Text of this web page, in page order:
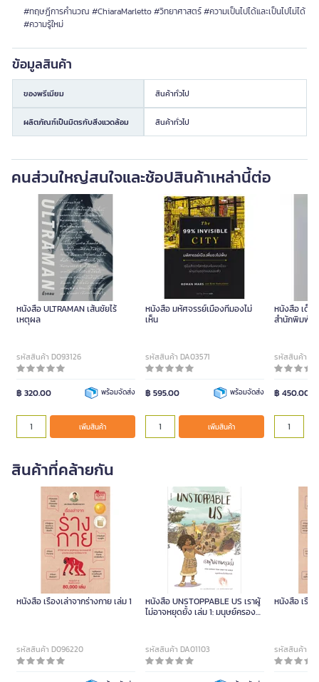
#ทฤษฎีการคำนวณ #ChiaraMarletto #วิทยาศาสตร์ #ความเป็นไปได้และเป็นไปไม่ได้
#ความรู้ใหม่
ข้อมูลสินค้า
ของพรีเมียม สินค้าทั่วไป
ผลิตภัณฑ์เป็นมิตรกับสิ่งแวดล้อม สินค้าทั่วไป
คนส่วนใหญ่สนใจและช้อปสินค้าเหล่านี้ต่อ
หนังสือ ULTRAMAN เส้นชัยไร้
เหตุผล
รหัสสินค้า D093126
฿ 320.00 พร้อมจัดส่ง
เพิ่มสินค้า
หนังสือ มหัศจรรย์เมืองที่มองไม่
เห็น
รหัสสินค้า DA03571
฿ 595.00 พร้อมจัดส่ง
เพิ่มสินค้า
หนังสือ เด็ด
สำนักพิมพ์
รหัสสินค้า
฿ 450.00
สินค้าที่คล้ายกัน
หนังสือ เรื่องเล่าจากร่างกาย เล่ม 1
รหัสสินค้า D096220
หนังสือ UNSTOPPABLE US เราผู้
ไม่อาจหยุดยั้ง เล่ม 1: มนุษย์ครอง
รหัสสินค้า DA01103
หนังสือ เรื่อง
รหัสสินค้า